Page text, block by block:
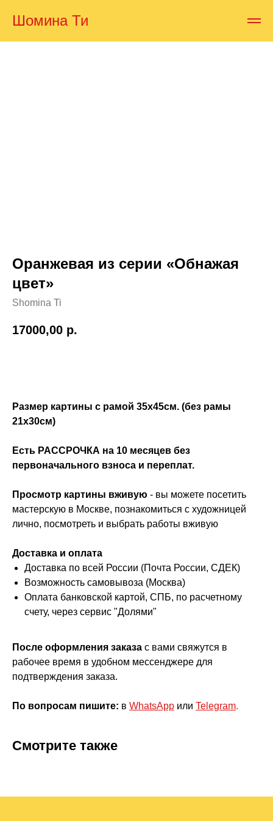
Шомина Ти
Оранжевая из серии «Обнажая
цвет»
Shomina Ti
17000,00 р.
Размер картины с рамой 35х45см. (без рамы
21х30см)
Есть РАССРОЧКА на 10 месяцев без
первоначального взноса и переплат.
Просмотр картины вживую - вы можете посетить
мастерскую в Москве, познакомиться с художницей
лично, посмотреть и выбрать работы вживую
Доставка и оплата
Доставка по всей России (Почта России, СДЕК)
Возможность самовывоза (Москва)
Оплата банковской картой, СПБ, по расчетному
счету, через сервис "Долями"
После оформления заказа с вами свяжутся в
рабочее время в удобном мессенджере для
подтверждения заказа.
По вопросам пишите: в WhatsApp или Telegram.
Смотрите также